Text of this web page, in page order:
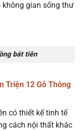
gian sống thư
bát tiên
Triện 12 Gỗ Thông
có thiết kế tinh tế
cách nội thất khác